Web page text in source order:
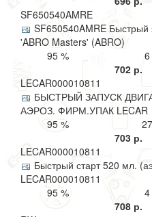
SF650540AMRE
SF650540AMRE Быстрый
'ABRO Masters' (ABRO)
95 %
6
702 р.
LECAR000010811
БЫСТРЫЙ ЗАПУСК
АЭРОЗ. ФИРМ.УПАК LECAR
95 %
703 р.
LECAR000010811
Быстрый старт 520 мл.
LECAR000010811
95 %
4
708 р.